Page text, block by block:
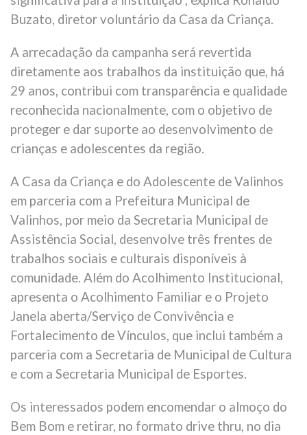
Buzato, diretor voluntário da Casa da Criança.
A arrecadação da campanha será revertida
diretamente aos trabalhos da instituição que, há
29 anos, contribui com transparência e qualidade
reconhecida nacionalmente, com o objetivo de
proteger e dar suporte ao desenvolvimento de
crianças e adolescentes da região.
A Casa da Criança e do Adolescente de Valinhos
em parceria com a Prefeitura Municipal de
Valinhos, por meio da Secretaria Municipal de
Assistência Social, desenvolve três frentes de
trabalhos sociais e culturais disponíveis à
comunidade. Além do Acolhimento Institucional,
apresenta o Acolhimento Familiar e o Projeto
Janela aberta/Serviço de Convivência e
Fortalecimento de Vínculos, que inclui também a
parceria com a Secretaria de Municipal de Cultura
e com a Secretaria Municipal de Esportes.
Os interessados podem encomendar o almoço do
Bem Bom e retirar, no formato drive thru, no dia